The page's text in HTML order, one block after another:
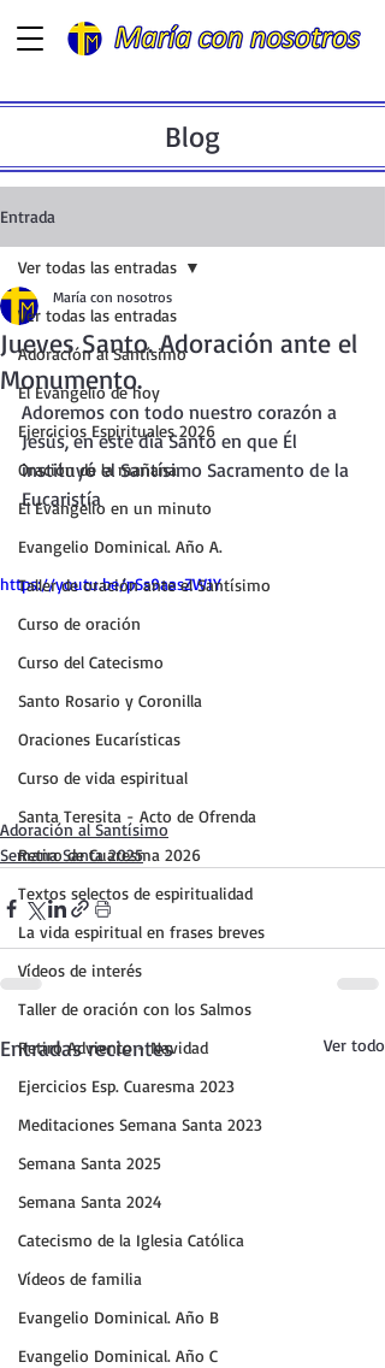
Blog
Entrada
Ver todas las entradas
Adoración al Santísimo
El Evangelio de hoy
Ejercicios Espirituales 2026
Oración de la mañana
El Evangelio en un minuto
Evangelio Dominical. Año A.
Taller de oración ante el Santísimo
Curso de oración
Curso del Catecismo
Santo Rosario y Coronilla
Oraciones Eucarísticas
Curso de vida espiritual
Santa Teresita - Acto de Ofrenda
Retiro de Cuaresma 2026
Textos selectos de espiritualidad
La vida espiritual en frases breves
Vídeos de interés
Taller de oración con los Salmos
Retiro Adviento - Navidad
Ejercicios Esp. Cuaresma 2023
Meditaciones Semana Santa 2023
Semana Santa 2025
Semana Santa 2024
Catecismo de la Iglesia Católica
Vídeos de familia
Evangelio Dominical. Año B
Evangelio Dominical. Año C
Ver todas las entradas
Jueves Santo. Adoración ante el
Monumento.
María con nosotros
Adoremos con todo nuestro corazón a
Jesús, en este día Santo en que Él
instituyó el Santísimo Sacramento de la
Eucaristía
https://youtu.be/pSs9aasZW1Y
Adoración al Santísimo
Semana Santa 2025
Entradas recientes Ver todo